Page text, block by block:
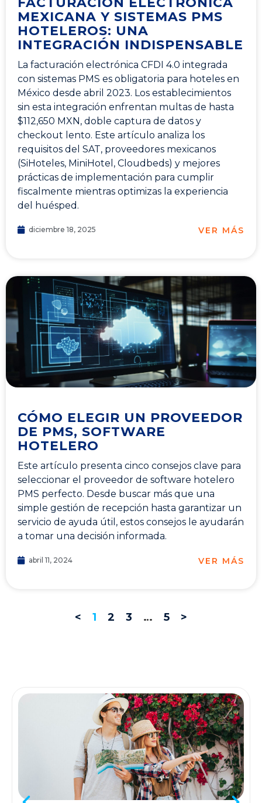
MEXICANA Y SISTEMAS PMS
HOTELEROS: UNA
INTEGRACIÓN INDISPENSABLE
La facturación electrónica CFDI 4.0 integrada
con sistemas PMS es obligatoria para hoteles en
México desde abril 2023. Los establecimientos
sin esta integración enfrentan multas de hasta
$112,650 MXN, doble captura de datos y
checkout lento. Este artículo analiza los
requisitos del SAT, proveedores mexicanos
(SiHoteles, MiniHotel, Cloudbeds) y mejores
prácticas de implementación para cumplir
fiscalmente mientras optimizas la experiencia
del huésped.
diciembre 18, 2025 VER MÁS
CÓMO ELEGIR UN PROVEEDOR
DE PMS, SOFTWARE
HOTELERO
Este artículo presenta cinco consejos clave para
seleccionar el proveedor de software hotelero
PMS perfecto. Desde buscar más que una
simple gestión de recepción hasta garantizar un
servicio de ayuda útil, estos consejos le ayudarán
a tomar una decisión informada.
abril 11, 2024 VER MÁS
< 1 2 3 … 5 >